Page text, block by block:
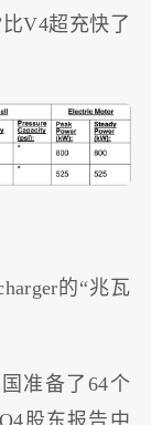
V4超充快了
的“兆瓦
准备了64个